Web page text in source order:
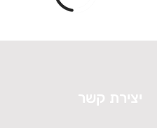
יצירת קשר